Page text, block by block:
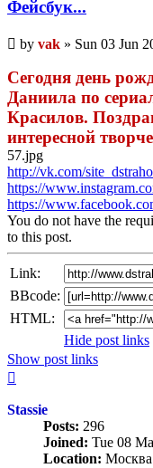
Фейсбук...
Unread
post
by vak » Sun 03 Jun
Сегодня день
Даниила по
Красилов.
интересной
57.jpg
http://vk.com/
https://
https://
You do not have the
to this post.
Link:
BBcode:
HTML:
Hide post links
Show post links
Stassie
Posts: 296
Joined: Tue 08
Location: Москва